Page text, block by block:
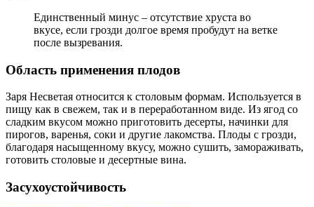
Единственный минус – отсутствие хруста во
вкусе, если грозди долгое время пробудут на ветке
после вызревания.
Область применения плодов
Заря Несветая относится к столовым формам. Используется в
пищу как в свежем, так и в переработанном виде. Из ягод со
сладким вкусом можно приготовить десерты, начинки для
пирогов, варенья, соки и другие лакомства. Плоды с грозди,
благодаря насыщенному вкусу, можно сушить, замораживать,
готовить столовые и десертные вина.
Засухоустойчивость